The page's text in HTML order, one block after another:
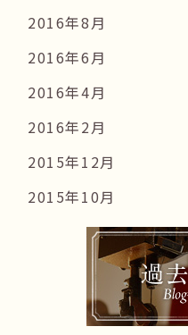
2016年8月
2016年6月
2016年4月
2016年2月
2015年12月
2015年10月